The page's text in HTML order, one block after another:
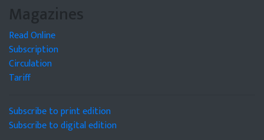
Magazines
Read Online
Subscription
Circulation
Tariff
Subscribe to print edition
Subscribe to digital edition